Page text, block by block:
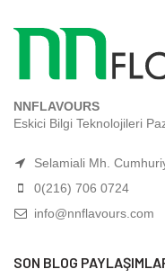
NNFLAVOURS
Eskici Bilgi Teknolojileri
Selamiali Mh.
0(216) 706 0724
info@nnflavours.com
SON BLOG